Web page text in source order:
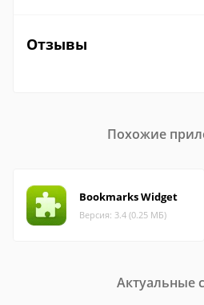
Отзывы
Похожие
Bookmarks Widget
Версия: 3.4 (0.25 МБ)
Актуальные